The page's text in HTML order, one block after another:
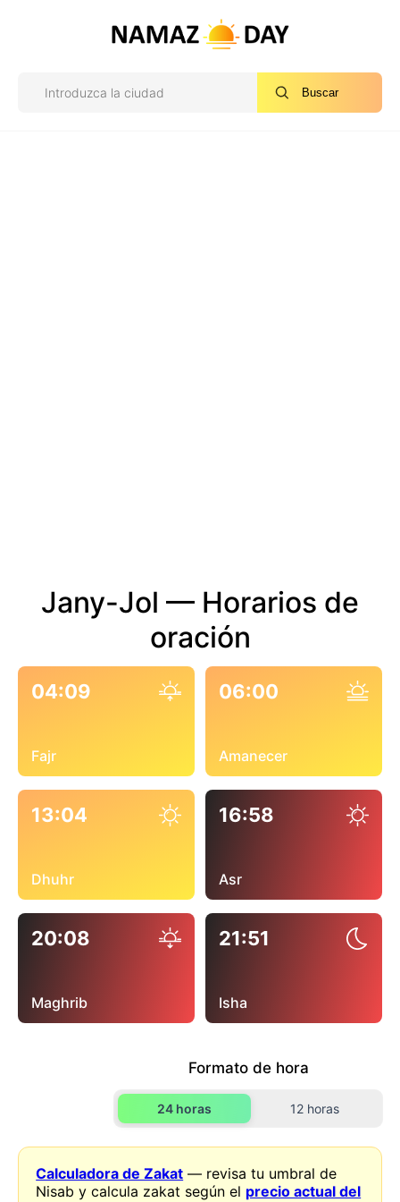
Buscar
Jany-Jol — Horarios de
oración
04:09
Fajr
06:00
Amanecer
13:04
Dhuhr
16:58
Asr
20:08
Maghrib
21:51
Isha
Formato de hora
24 horas 12 horas
Calculadora de Zakat — revisa tu umbral de
Nisab y calcula zakat según el precio actual del